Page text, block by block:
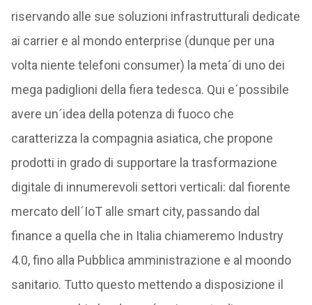
riservando alle sue soluzioni infrastrutturali dedicate
ai carrier e al mondo enterprise (dunque per una
volta niente telefoni consumer) la meta´di uno dei
mega padiglioni della fiera tedesca. Qui e´possibile
avere un´idea della potenza di fuoco che
caratterizza la compagnia asiatica, che propone
prodotti in grado di supportare la trasformazione
digitale di innumerevoli settori verticali: dal fiorente
mercato dell´IoT alle smart city, passando dal
finance a quella che in Italia chiameremo Industry
4.0, fino alla Pubblica amministrazione e al moondo
sanitario. Tutto questo mettendo a disposizione il